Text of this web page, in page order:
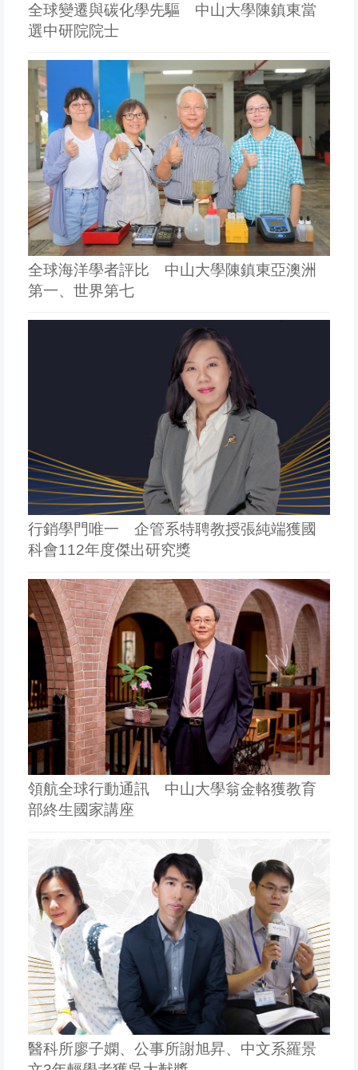
全球變遷與碳化學先驅 中山大學陳鎮東當
選中研院院士
全球海洋學者評比 中山大學陳鎮東亞澳洲
第一、世界第七
行銷學門唯一 企管系特聘教授張純端獲國
科會112年度傑出研究獎
領航全球行動通訊 中山大學翁金輅獲教育
部終生國家講座
醫科所廖子嫻、公事所謝旭昇、中文系羅景